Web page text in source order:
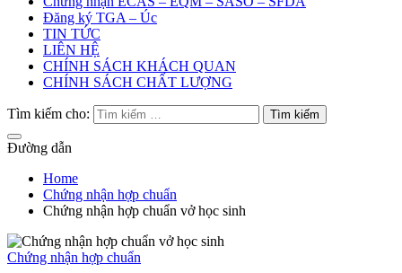
Đăng ký TGA – Úc
TIN TỨC
LIÊN HỆ
CHÍNH SÁCH KHÁCH QUAN
CHÍNH SÁCH CHẤT LƯỢNG
Tìm kiếm cho:
Đường dẫn
Home
Chứng nhận hợp chuẩn
Chứng nhận hợp chuẩn vở học sinh
Chứng nhận hợp chuẩn